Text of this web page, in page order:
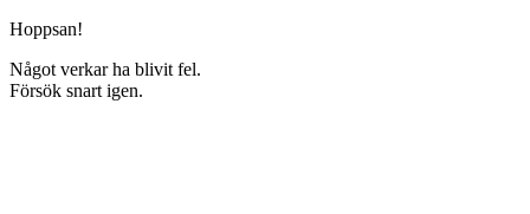
Hoppsan!
Något verkar ha blivit fel.
Försök snart igen.